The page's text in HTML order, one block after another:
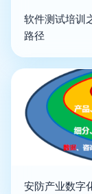
软件测试培训
路径
安防产业数字